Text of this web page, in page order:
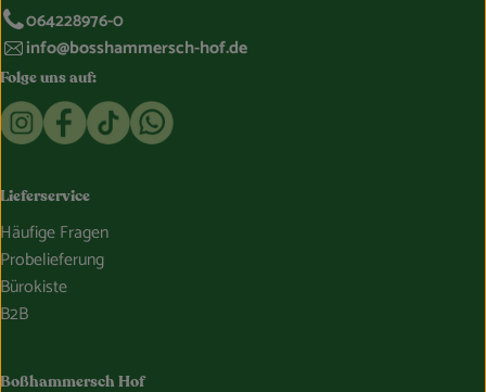
064228976-0
info@bosshammersch-hof.de
Folge uns auf:
Externer Link zu https://www.instagram.com/
Externer Link zu https://www.facebook.com/
Externer Link zu https://www.tiktok.com/
Externer Link zu https://whatsapp.com/
Lieferservice
Häufige Fragen
Probelieferung
Bürokiste
B2B
Boßhammersch Hof